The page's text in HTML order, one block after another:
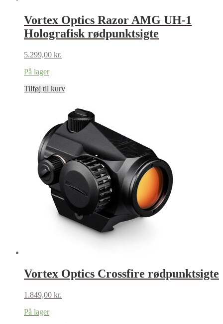
Vortex Optics Razor AMG UH-1
Holografisk rødpunktsigte
5.299,00 kr.
På lager
Tilføj til kurv
Vortex Optics Crossfire rødpunktsigte
1.849,00 kr.
På lager